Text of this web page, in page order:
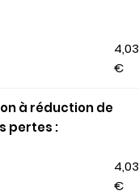
4,03
€
à réduction de
pertes :
4,03
€